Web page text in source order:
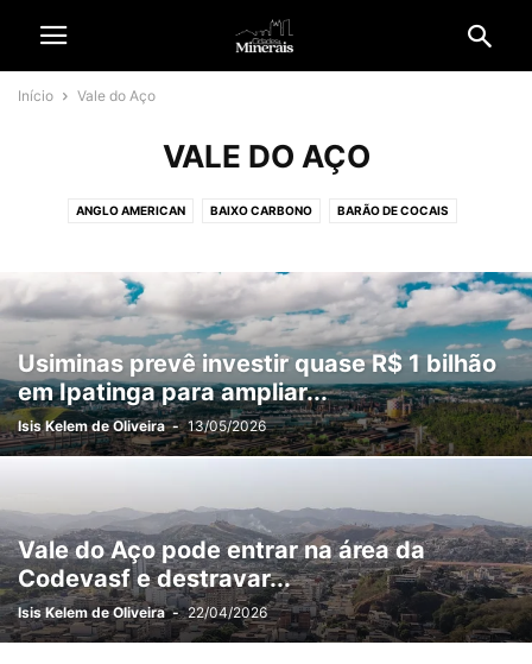
Início Vale do Aço
VALE DO AÇO
ANGLO AMERICAN BAIXO CARBONO BARÃO DE COCAIS
CIDADES & MINERADORAS CIÊNCIA E TECNOLOGIA COLUNAS
CONGONHAS CONTEÚDO PATROCINADO CULTURA & ENTRETENIMENTO
DIVERSIDADE ECONOMIA EDITORIAL EMPREGO
EMPRESAS & NEGÓCIOS ENERGIA SOLAR ESPECIAL
ESPECIAL REVISTA CM ESPORTE ESTÉTICA & NEGÓCIOS
GARIMPO ILEGAL GERAL GERDAU HISTÓRIA E TRADIÇÃO
JOÃO MONLEVADE JORNAL C&M MÉDIO ESPINHAÇO
MÉDIO PIRACICABA MEIO AMBIENTE MINAS GERAIS MINERAÇÃO
MUDANÇAS CLIMÁTICAS NEGÓCIOS OPORTUNIDADES OURO PRETO
PARCEIROS PATROCINADOS POLÍCIA POLÍTICA
PREVISÃO DO TEMPO PUBLIEDITORIAL SAÚDE SERRO SERVIÇO
Usiminas prevê investir quase R$ 1 bilhão
em Ipatinga para ampliar...
Isis Kelem de Oliveira - 13/05/2026
Vale do Aço pode entrar na área da
Codevasf e destravar...
Isis Kelem de Oliveira - 22/04/2026